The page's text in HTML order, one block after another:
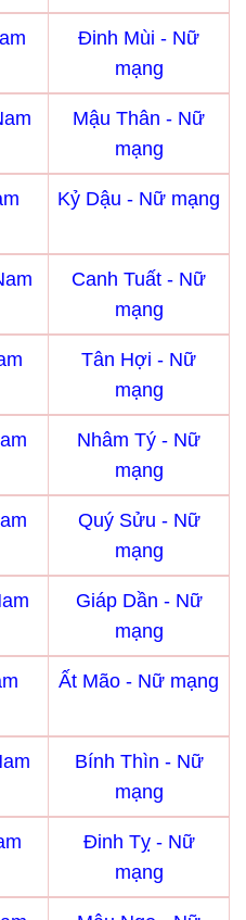
Đinh Mùi - Nữ
mạng
Mậu Thân - Nữ
mạng
Kỷ Dậu - Nữ mạng
Canh Tuất - Nữ
mạng
Tân Hợi - Nữ
mạng
Nhâm Tý - Nữ
mạng
Quý Sửu - Nữ
mạng
Giáp Dần - Nữ
mạng
Ất Mão - Nữ mạng
Bính Thìn - Nữ
mạng
Đinh Tỵ - Nữ
mạng